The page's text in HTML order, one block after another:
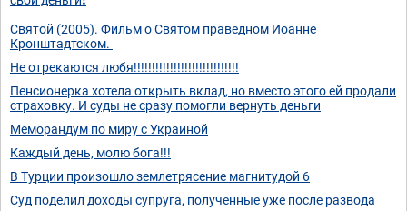
Святой (2005). Фильм о Cвятом праведном Иоанне
Кронштадтском. ‪
Не отрекаются любя!!!!!!!!!!!!!!!!!!!!!!!!!!!!!
Пенсионерка хотела открыть вклад, но вместо этого ей продали
страховку. И суды не сразу помогли вернуть деньги
Меморандум по миру с Украиной
Каждый день, молю бога!!!
В Турции произошло землетрясение магнитудой 6
Суд поделил доходы супруга, полученные уже после развода